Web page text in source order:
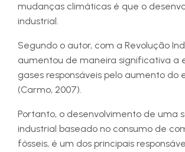
mudanças climáticas é que o
industrial.
Segundo o autor, com a Revolução
aumentou de maneira significativa a
gases responsáveis pelo aumento do
(Carmo, 2007).
Portanto, o desenvolvimento de uma
industrial baseado no consumo de
fósseis, é um dos principais